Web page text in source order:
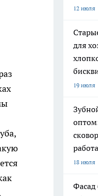
12 июля
для
19 июля
18 июля
Фасад